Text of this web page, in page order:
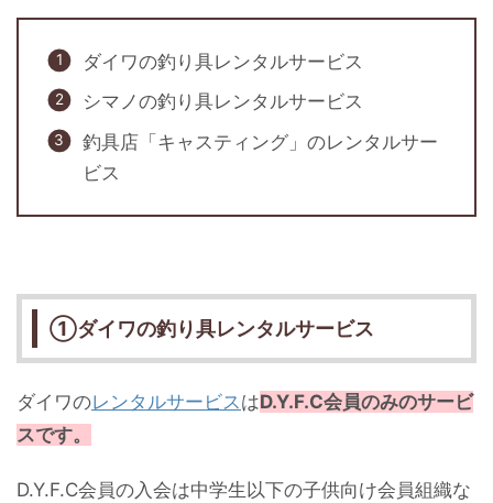
ダイワの釣り具レンタルサービス
シマノの釣り具レンタルサービス
釣具店「キャスティング」のレンタルサー
ビス
①ダイワの釣り具レンタルサービス
ダイワのレンタルサービスはD.Y.F.C会員のみのサービ
スです。
D.Y.F.C会員の入会は中学生以下の子供向け会員組織な